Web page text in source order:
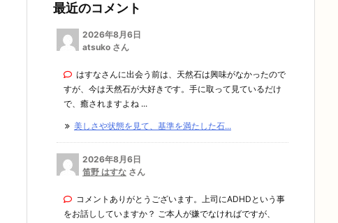
最近のコメント
2026年8月6日
atsuko さん
はすなさんに出会う前は、天然石は興味がなかったので
すが、今は天然石が大好きです。手に取って見ているだけ
で、癒されますよね ...
美しさや状態を見て、基準を満たした石...
2026年8月6日
笛野 はすな さん
コメントありがとうございます。上司にADHDという事
をお話ししていますか？ ご本人が嫌でなければですが、